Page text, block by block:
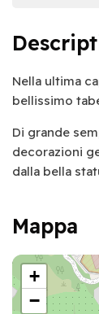
Nella ultima
bellissimo
Di grande
decorazioni
dalla bella
Mappa
+
−